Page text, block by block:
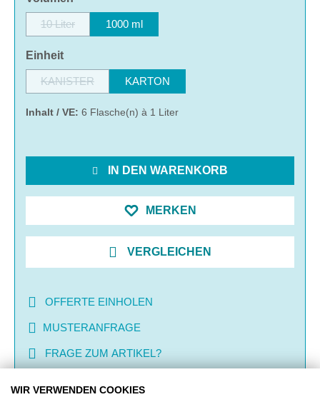
10 Liter 1000 ml
Einheitauswählen
KANISTER KARTON
Inhalt / VE: 6 Flasche(n) à 1 Liter
IN DEN WARENKORB
MERKEN
VERGLEICHEN
OFFERTE EINHOLEN
MUSTERANFRAGE
FRAGE ZUM ARTIKEL?
WIR VERWENDEN COOKIES